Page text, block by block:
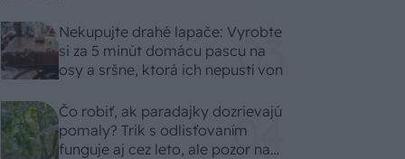
Nekupujte drahé lapače: Vyrobte
si za 5 minút domácu pascu na
osy a sršne, ktorá ich nepustí von
Čo robiť, ak paradajky dozrievajú
pomaly? Trik s odlisťovaním
funguje aj cez leto, ale pozor na